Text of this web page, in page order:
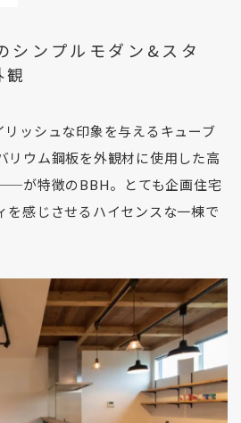
シンプルモダン&スタ
ッシュな印象を与えるキューブ
リウム鋼板を外観材に使用した高
が特徴のBBH。とても企画住宅
を感じさせるハイセンスな一棟で